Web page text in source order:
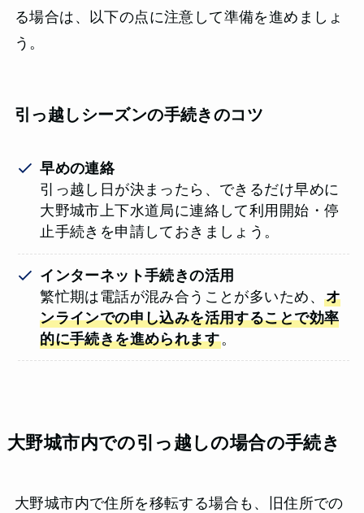
る場合は、以下の点に注意して準備を進めましょ
う。
引っ越しシーズンの手続きのコツ
早めの連絡
引っ越し日が決まったら、できるだけ早めに
大野城市上下水道局に連絡して利用開始・停
止手続きを申請しておきましょう。
インターネット手続きの活用
繁忙期は電話が混み合うことが多いため、 オ
ンラインでの申し込みを活用することで効率
的に手続きを進められます。
大野城市内での引っ越しの場合の手続き
大野城市内で住所を移転する場合も、旧住所での